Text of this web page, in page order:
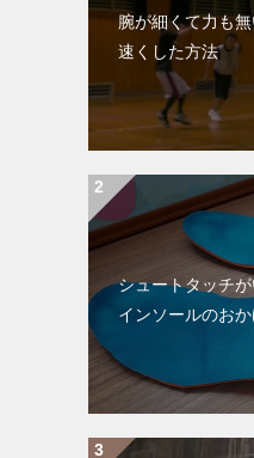
腕が細くて力も
速くした方法
シュートタッチ
インソールのお